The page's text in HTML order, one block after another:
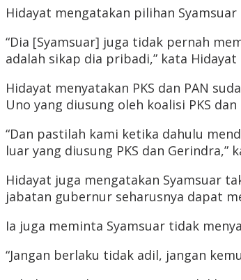
Hidayat mengatakan pilihan
“Dia [Syamsuar] juga tidak pernah
adalah sikap dia pribadi,” kata
Hidayat menyatakan PKS dan PAN
Uno yang diusung oleh koalisi PKS dan
“Dan pastilah kami ketika dahulu
luar yang diusung PKS dan Gerindra,”
Hidayat juga mengatakan Syamsuar
jabatan gubernur seharusnya dapat
Ia juga meminta Syamsuar tidak
“Jangan berlaku tidak adil, jangan